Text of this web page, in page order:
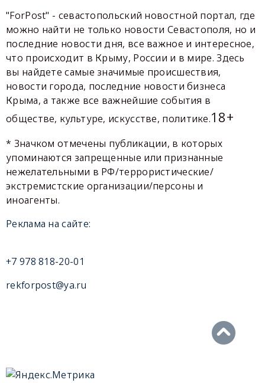
"ForPost" - севастопольский новостной портал, где
можно найти не только новости Севастополя, но и
последние новости дня, все важное и интересное,
что происходит в Крыму, России и в мире. Здесь
вы найдете самые значимые происшествия,
новости города, последние новости бизнеса
Крыма, а также все важнейшие события в
обществе, культуре, искусстве, политике.18+
* Значком отмечены публикации, в которых
упоминаются запрещенные или признанные
нежелательными в РФ/террористические/
экстремистские организации/персоны и
иноагенты.
Реклама на сайте:
+7 978 818-20-01
rekforpost@ya.ru